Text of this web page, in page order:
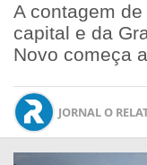
A contagem
capital e da
Novo começa
JORNAL O